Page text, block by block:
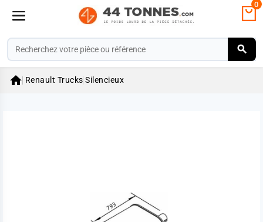
0
 Renault Trucks Silencieux